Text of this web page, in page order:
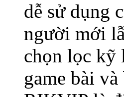
dễ sử dụng
người mới
chọn lọc kỹ
game bài